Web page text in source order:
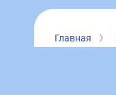
Главная